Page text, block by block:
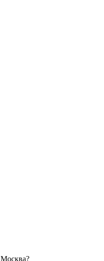
Москва?